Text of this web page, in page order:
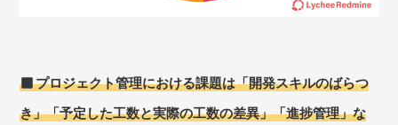
プロジェクト管理における課題は「開発スキルのばらつ
き」「予定した工数と実際の工数の差異」「進捗管理」な